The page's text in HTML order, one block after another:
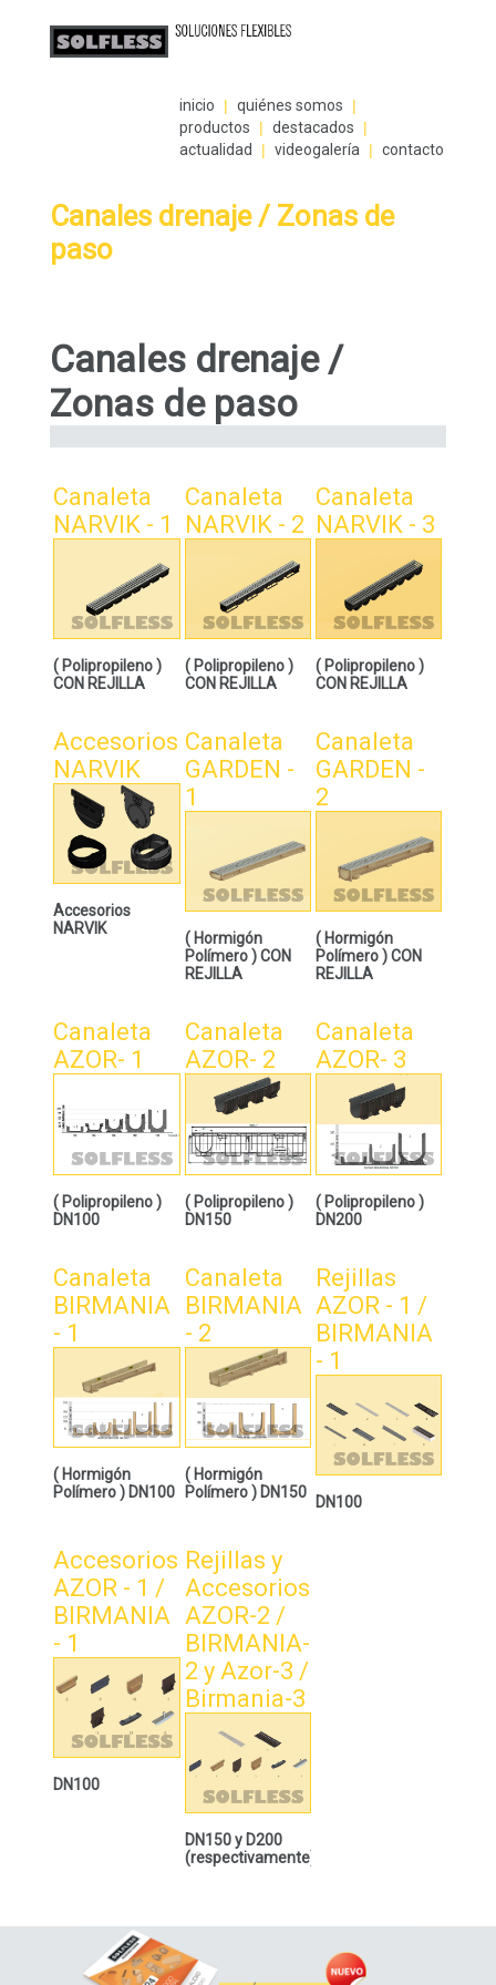
inicio |quiénes somos |
productos |destacados |
actualidad
|videogalería |contacto
Canales drenaje / Zonas de
paso
Canales drenaje /
Zonas de paso
Canaleta
NARVIK - 1
( Polipropileno )
CON REJILLA
Canaleta
NARVIK - 2
( Polipropileno )
CON REJILLA
Canaleta
NARVIK - 3
( Polipropileno )
CON REJILLA
Accesorios
NARVIK
Accesorios
NARVIK
Canaleta
GARDEN -
1
( Hormigón
Polímero ) CON
REJILLA
Canaleta
GARDEN -
2
( Hormigón
Polímero ) CON
REJILLA
Canaleta
AZOR- 1
( Polipropileno )
DN100
Canaleta
AZOR- 2
( Polipropileno )
DN150
Canaleta
AZOR- 3
( Polipropileno )
DN200
Canaleta
BIRMANIA
- 1
( Hormigón
Polímero ) DN100
Canaleta
BIRMANIA
- 2
( Hormigón
Polímero ) DN150
Rejillas
AZOR - 1 /
BIRMANIA
- 1
DN100
Accesorios
AZOR - 1 /
BIRMANIA
- 1
DN100
Rejillas y
Accesorios
AZOR-2 /
BIRMANIA-
2 y Azor-3 /
Birmania-3
DN150 y D200
(respectivamente)